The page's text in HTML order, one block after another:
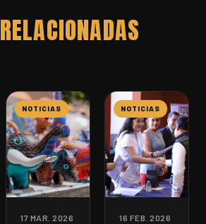
RELACIONADAS
NOTICIAS
17 MAR. 2026
NOTICIAS
16 FEB. 2026